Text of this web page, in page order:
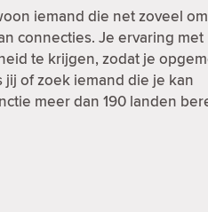
iemand die net zoveel om
connecties. Je ervaring met
te krijgen, zodat je
of zoek iemand die je kan
meer dan 190 landen